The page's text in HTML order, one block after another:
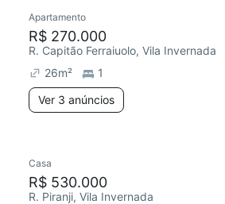
Redecorar
Apartamento
R$ 270.000
R. Capitão Ferraiuolo, Vila Invernada
26m²
1
Ver 3 anúncios
Casa
R$ 530.000
R. Piranji, Vila Invernada